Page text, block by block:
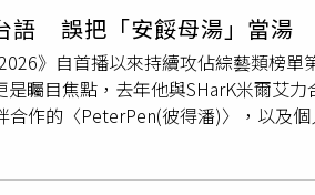
。在幾個國際演出團體之中，在台灣
Tent、Freak、everybody dies」等
一踏上舞台的瞬間，觀眾的情緒就像
〉等多首經典曲目輪番轟炸，全場
更來自他們與觀眾之間的互動，每一
語 誤把「安餒母湯」當湯
》自首播以來持續攻佔綜藝類榜
矚目焦點，去年他與SHarK米爾艾
作的〈PeterPen(彼得潘)〉，以及
奶奶寫日記的視角出發，用真摯細膩
起「台味關鍵詞挑戰」小遊戲，影片